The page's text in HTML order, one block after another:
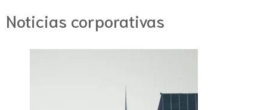
Noticias corporativas